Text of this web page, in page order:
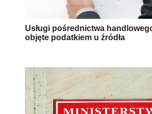
Usługi pośrednictwa
objęte podatkiem u źródła